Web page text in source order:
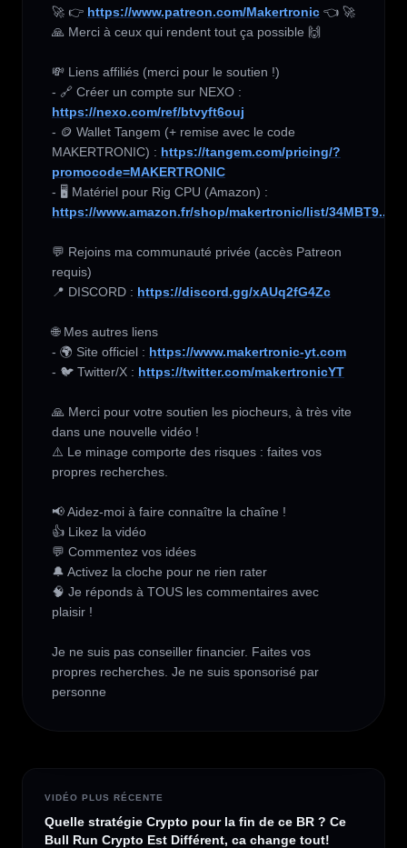
🚀 👉 https://www.patreon.com/Makertronic 👈 🚀
🙏 Merci à ceux qui rendent tout ça possible 🙌
💸 Liens affiliés (merci pour le soutien !)
https://nexo.com/ref/btvyft6ouj
- 🪙 Wallet Tangem (+ remise avec le code
MAKERTRONIC) : https://tangem.com/pricing/?
promocode=MAKERTRONIC
https://www.amazon.fr/shop/makertronic/list/34MBT9...
💬 Rejoins ma communauté privée (accès Patreon
requis)
📍 DISCORD : https://discord.gg/xAUq2fG4Zc
🌐 Mes autres liens
- 🌍 Site officiel : https://www.makertronic-yt.com
- 🐦 Twitter/X : https://twitter.com/makertronicYT
🙏 Merci pour votre soutien les piocheurs, à très vite
dans une nouvelle vidéo !
⚠️ Le minage comporte des risques : faites vos
propres recherches.
📢 Aidez-moi à faire connaître la chaîne !
👍 Likez la vidéo
💬 Commentez vos idées
🔔 Activez la cloche pour ne rien rater
🧠 Je réponds à TOUS les commentaires avec
plaisir !
Je ne suis pas conseiller financier. Faites vos
propres recherches. Je ne suis sponsorisé par
personne
VIDÉO PLUS RÉCENTE
Quelle stratégie Crypto pour la fin de ce BR ? Ce
Bull Run Crypto Est Différent, ca change tout!